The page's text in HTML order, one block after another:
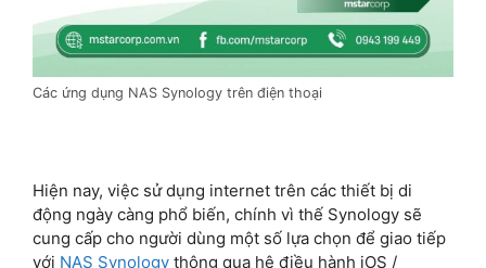
Các ứng dụng NAS Synology trên điện thoại
Hiện nay, việc sử dụng internet trên các thiết bị di
động ngày càng phổ biến, chính vì thế Synology sẽ
cung cấp cho người dùng một số lựa chọn để giao tiếp
với NAS Synology thông qua hệ điều hành iOS /